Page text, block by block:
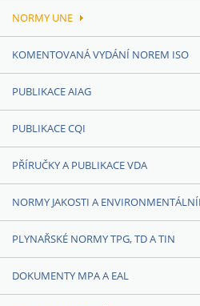
NORMY UNE
KOMENTOVANÁ VYDÁNÍ NOREM ISO
PUBLIKACE AIAG
PUBLIKACE CQI
PŘÍRUČKY A PUBLIKACE VDA
NORMY JAKOSTI A
PLYNAŘSKÉ NORMY TPG, TD A TIN
DOKUMENTY MPA A EAL